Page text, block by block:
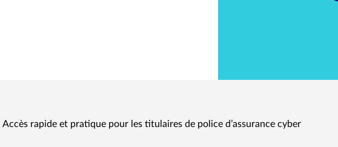
Accès rapide et pratique pour les titulaires de police d’assurance cyber